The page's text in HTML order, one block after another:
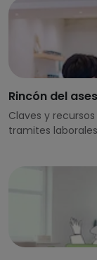
Rincón del
Claves y
tramites